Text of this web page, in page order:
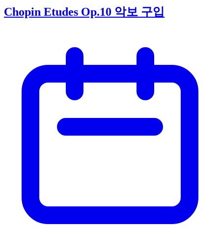
Chopin Etudes Op.10 악보 구입